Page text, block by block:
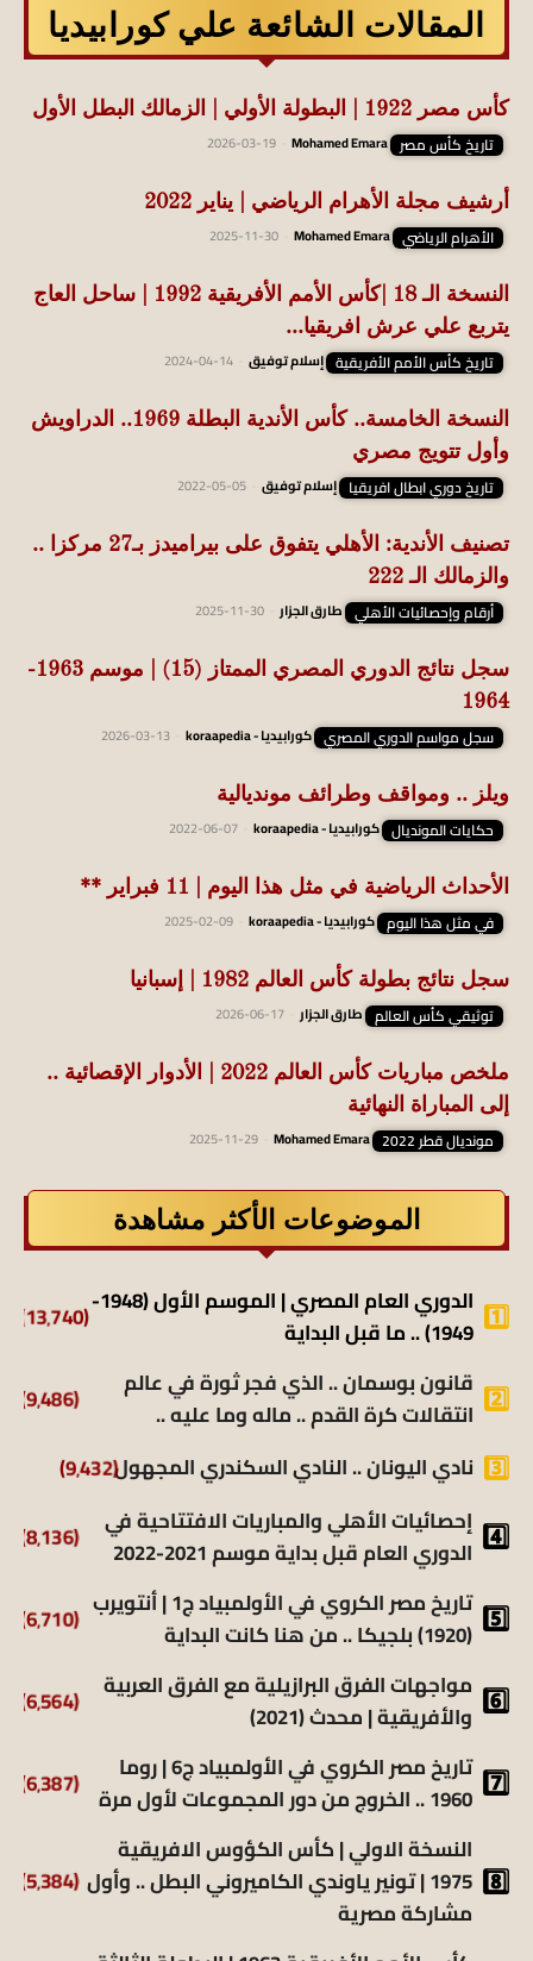
المقالات الشائعة علي كورابيديا
كأس مصر 1922 | البطولة الأولي | الزمالك البطل الأول
تاريخ كأس مصر Mohamed Emara
2026-03-19
أرشيف مجلة الأهرام الرياضي | يناير 2022
الأهرام الرياضي Mohamed Emara
2025-11-30
النسخة الـ 18 |كأس الأمم الأفريقية 1992 | ساحل العاج
يتربع علي عرش افريقيا...
تاريخ كأس الأمم الأفريقية إسلام توفيق 2024-04-14
النسخة الخامسة.. كأس الأندية البطلة 1969.. الدراويش
وأول تتويج مصري
تاريخ دوري ابطال افريقيا إسلام توفيق 2022-05-05
تصنيف الأندية: الأهلي يتفوق على بيراميدز بـ27 مركزا ..
والزمالك الـ 222
أرقام وإحصائيات الأهلي طارق الجزار 2025-11-30
سجل نتائج الدوري المصري الممتاز (15) | موسم 1963-
1964
سجل مواسم الدوري المصري كورابيديا - koraapedia 2026-03-13
ويلز .. ومواقف وطرائف مونديالية
حكايات المونديال كورابيديا - koraapedia 2022-06-07
الأحداث الرياضية في مثل هذا اليوم | 11 فبراير **
في مثل هذا اليوم كورابيديا - koraapedia 2025-02-09
سجل نتائج بطولة كأس العالم 1982 | إسبانيا
توثيقي كأس العالم طارق الجزار 2026-06-17
ملخص مباريات كأس العالم 2022 | الأدوار الإقصائية ..
إلى المباراة النهائية
مونديال قطر 2022 Mohamed Emara
2025-11-29
الموضوعات الأكثر مشاهدة
الدوري العام المصري | الموسم الأول (1948-
1949) .. ما قبل البداية
(13٬740)
قانون بوسمان .. الذي فجر ثورة في عالم
انتقالات كرة القدم .. ماله وما عليه ..
(9٬486)
نادي اليونان .. النادي السكندري المجهول(9٬432)
إحصائيات الأهلي والمباريات الافتتاحية في
الدوري العام قبل بداية موسم 2021-2022
(8٬136)
تاريخ مصر الكروي في الأولمبياد ج1 | أنتويرب
(1920) بلجيكا .. من هنا كانت البداية
(6٬710)
مواجهات الفرق البرازيلية مع الفرق العربية
والأفريقية | محدث (2021)
(6٬564)
تاريخ مصر الكروي في الأولمبياد ج6 | روما
1960 .. الخروج من دور المجموعات لأول مرة
(6٬387)
النسخة الاولي | كأس الكؤوس الافريقية
1975 | تونير ياوندي الكاميروني البطل .. وأول
مشاركة مصرية
(5٬384)